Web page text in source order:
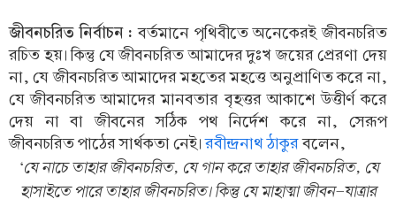
জীবনচরিত নির্বাচন : বর্তমানে পৃথিবীতে অনেকেরই জীবনচরিত
রচিত হয়। কিন্তু যে জীবনচরিত আমাদের দুঃখ জয়ের প্রেরণা দেয়
না, যে জীবনচরিত আমাদের মহতের মহত্তে অনুপ্রাণিত করে না,
যে জীবনচরিত আমাদের মানবতার বৃহত্তর আকাশে উত্তীর্ণ করে
দেয় না বা জীবনের সঠিক পথ নির্দেশ করে না, সেরূপ
জীবনচরিত পাঠের সার্থকতা নেই।রবীন্দ্রনাথ ঠাকুরবলেন,
‘যে নাচে তাহার জীবনচরিত, যে গান করে তাহার জীবনচরিত, যে
হাসাইতে পারে তাহার জীবনচরিত। কিন্তু যে মাহাত্মা জীবন-যাত্রার